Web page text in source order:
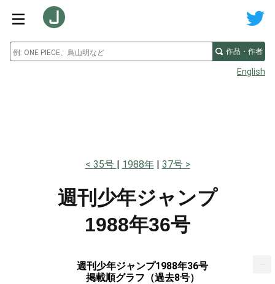
作品・作者
English
35号 1988年 37号
週刊少年ジャンプ
1988年36号
週刊少年ジャンプ1988年36号
掲載順グラフ（過去8号）